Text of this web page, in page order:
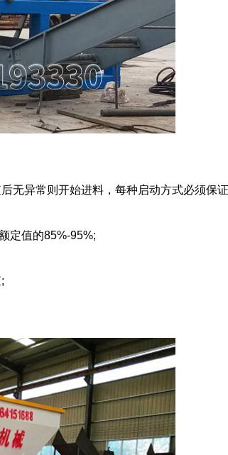
无异常则开始进料，每种启动方式必须保
定值的85%-95%;